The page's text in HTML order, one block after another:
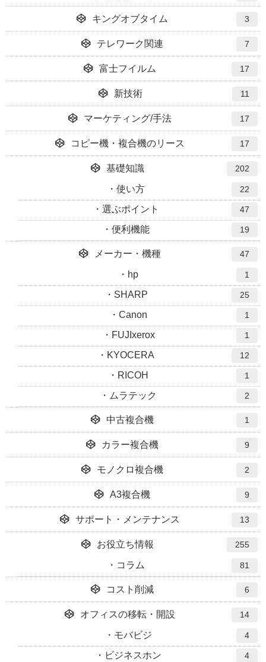
キングオブタイム 3
テレワーク関連 7
富士フイルム 17
新技術 11
マーケティング/手法 17
コピー機・複合機のリース 17
基礎知識 202
使い方 22
選ぶポイント 47
便利機能 19
メーカー・機種 47
hp 1
SHARP 25
Canon 1
FUJIxerox 1
KYOCERA 12
RICOH 1
ムラテック 2
中古複合機 1
カラー複合機 9
モノクロ複合機 2
A3複合機 9
サポート・メンテナンス 13
お役立ち情報 255
コラム 81
コスト削減 6
オフィスの移転・開設 14
モバビジ 4
ビジネスホン 4